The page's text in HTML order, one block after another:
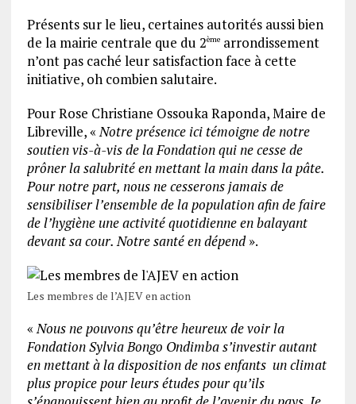
Présents sur le lieu, certaines autorités aussi bien
de la mairie centrale que du 2èmearrondissement
n’ont pas caché leur satisfaction face à cette
initiative, oh combien salutaire.
Pour Rose Christiane Ossouka Raponda, Maire de
Libreville, «Notre présence ici témoigne de notre
soutien vis-à-vis de la Fondation qui ne cesse de
prôner la salubrité en mettant la main dans la pâte.
Pour notre part, nous ne cesserons jamais de
sensibiliser l’ensemble de la population afin de faire
de l’hygiène une activité quotidienne en balayant
devant sa cour. Notre santé en dépend».
Les membres de l’AJEV en action
«Nous ne pouvons qu’être heureux de voir la
Fondation Sylvia Bongo Ondimba s’investir autant
en mettant à la disposition de nos enfants un climat
plus propice pour leurs études pour qu’ils